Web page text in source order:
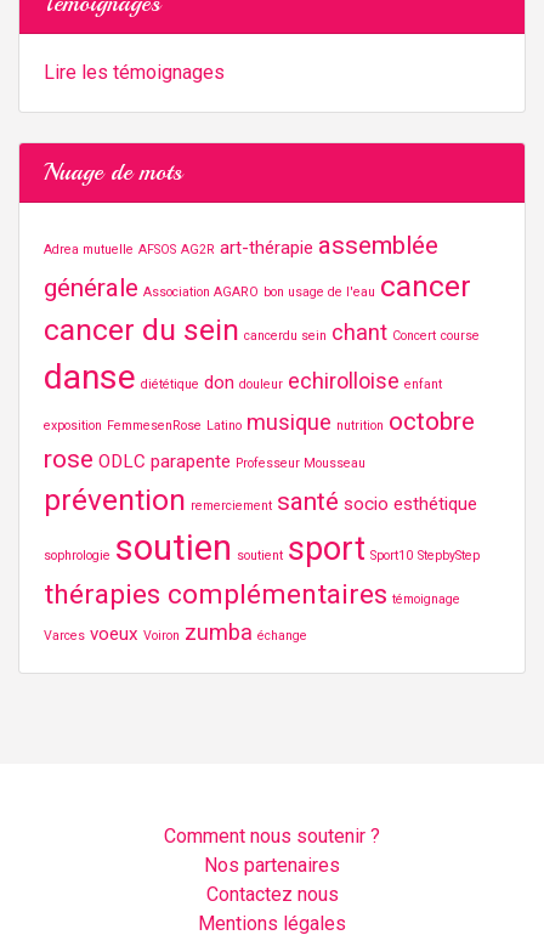
Lire les témoignages
Nuage de mots
Adrea mutuelle AFSOS AG2R art-thérapie assemblée
générale Association AGARO bon usage de l'eau cancer
cancer du sein cancerdu sein chant Concert course
danse diététique don douleur echirolloise enfant
exposition FemmesenRose Latino musique nutrition octobre
rose ODLC parapente Professeur Mousseau
prévention remerciement santé socio esthétique
sophrologie soutien soutient sport Sport10 StepbyStep
thérapies complémentaires témoignage
Varces voeux Voiron zumba échange
Comment nous soutenir ?
Nos partenaires
Contactez nous
Mentions légales